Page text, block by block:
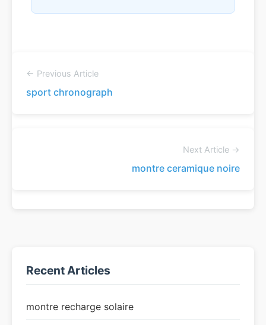
← Previous Article
sport chronograph
Next Article →
montre ceramique noire
Recent Articles
montre recharge solaire